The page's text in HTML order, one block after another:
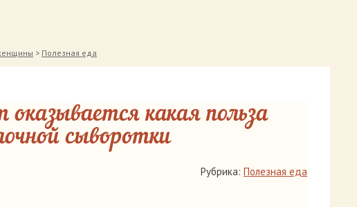
> Полезная еда
оказывается какая польза
сыворотки
Рубрика: Полезная еда